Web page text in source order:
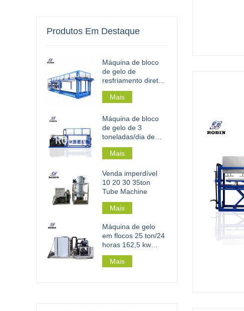
Produtos Em Destaque
Máquina de bloco
de gelo de
resfriamento direto
industrial 30 t
Mais
Máquina de bloco
de gelo de 3
toneladas/dia de
resfriamento direto
para
pesca
Mais
Venda imperdível
10 20 30 35ton
Tube Machine
Mais
Máquina de gelo
em flocos 25 ton/24
horas 162,5 kw
para fábrica de gelo
em flocos em
Mais